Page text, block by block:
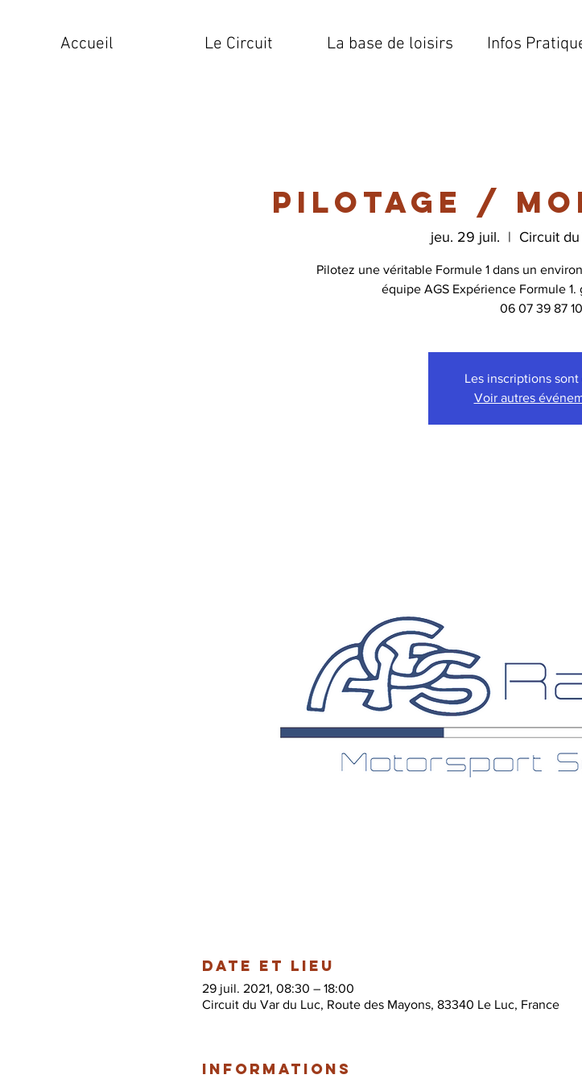
Accueil Le Circuit La base de loisirs Infos
Pilotage /
jeu. 29 juil.
  |
Circuit
Pilotez une véritable Formule 1 dans un
équipe AGS Expérience Formule 1.
06 07 39 87 10
Les inscriptions sont
Voir autres
Date et lieu
29 juil. 2021, 08:30 – 18:00
Circuit du Var du Luc, Route des Mayons, 83340 Le Luc, France
Informations